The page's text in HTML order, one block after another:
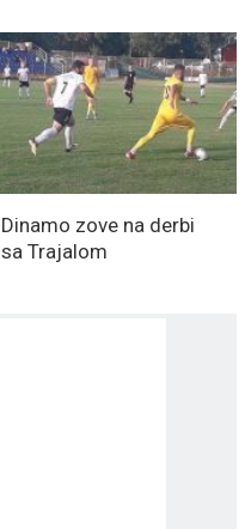
Dinamo zove na derbi
sa Trajalom